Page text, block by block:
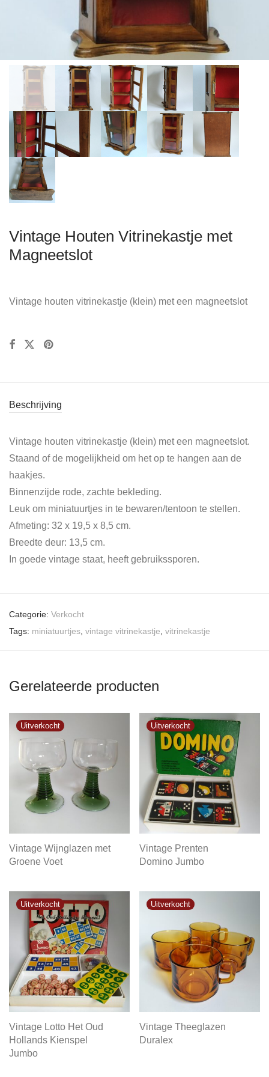
Vintage Houten Vitrinekastje met
Magneetslot
Vintage houten vitrinekastje (klein) met een magneetslot
Beschrijving
Vintage houten vitrinekastje (klein) met een magneetslot.
Staand of de mogelijkheid om het op te hangen aan de
haakjes.
Binnenzijde rode, zachte bekleding.
Leuk om miniatuurtjes in te bewaren/tentoon te stellen.
Afmeting: 32 x 19,5 x 8,5 cm.
Breedte deur: 13,5 cm.
In goede vintage staat, heeft gebruikssporen.
Categorie: Verkocht
Tags: miniatuurtjes vintage vitrinekastje vitrinekastje
Gerelateerde producten
Vintage Wijnglazen met
Groene Voet
Vintage Prenten
Domino Jumbo
Vintage Lotto Het Oud
Hollands Kienspel
Jumbo
Vintage Theeglazen
Duralex